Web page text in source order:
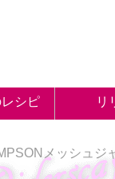
シピ リ
メッシュ